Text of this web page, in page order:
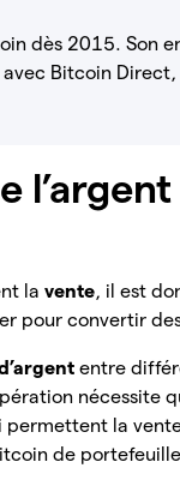
dès 2015. Son
Bitcoin
lavente, il est
pour convertir
entre
nécessite
permettent la
de